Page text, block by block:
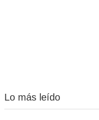
Lo más leído